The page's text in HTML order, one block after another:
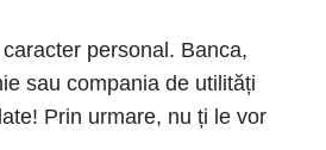
personal. Banca,
sau compania de utilități
Prin urmare, nu ți le vor